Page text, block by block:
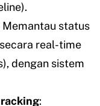
Memantau status
real-time
dengan sistem
: